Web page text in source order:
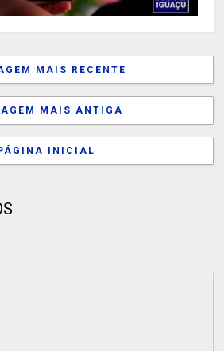
MAIS RECENTE
MAIS ANTIGA
INICIAL